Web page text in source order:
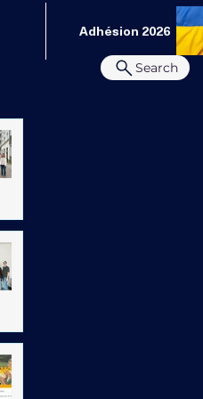
Search
Adhésion 2026